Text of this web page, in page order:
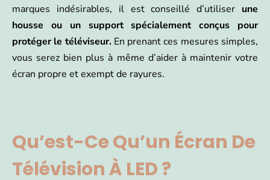
marques indésirables, il est conseillé d’utiliser une
housse ou un support spécialement conçus pour
protéger le téléviseur. En prenant ces mesures simples,
vous serez bien plus à même d’aider à maintenir votre
écran propre et exempt de rayures.
Qu’est-Ce Qu’un Écran De
Télévision À LED ?